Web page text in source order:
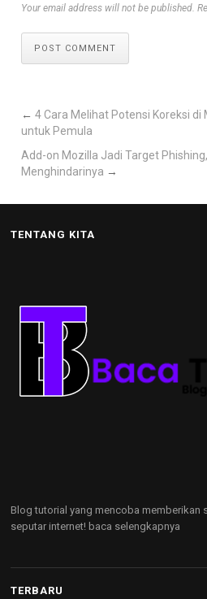
Your email address will not be published.
POST COMMENT
←4 Cara Melihat Potensi Koreksi di
untuk Pemula
Add-on Mozilla Jadi Target
Menghindarinya →
TENTANG KITA
Blog tutorial yang mencoba memberikan
seputar internet! baca selengkapnya
TERBARU